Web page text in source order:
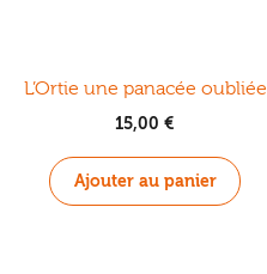
L’Ortie une panacée oubliée
15,00€
Ajouter au panier